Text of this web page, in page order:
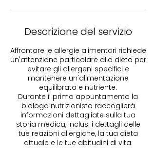
Descrizione del servizio
Affrontare le allergie alimentari richiede
un'attenzione particolare alla dieta per
evitare gli allergeni specifici e
mantenere un'alimentazione
equilibrata e nutriente.
Durante il primo appuntamento la
biologa nutrizionista raccoglierà
informazioni dettagliate sulla tua
storia medica, inclusi i dettagli delle
tue reazioni allergiche, la tua dieta
attuale e le tue abitudini di vita.